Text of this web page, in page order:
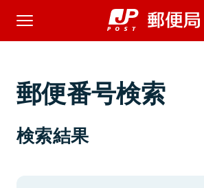
郵便番号検索
検索結果